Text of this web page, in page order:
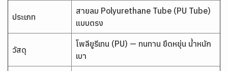
ประเภท
สายลม Polyurethane Tube (PU Tube)
แบบตรง
วัสดุ
โพลียูรีเทน (PU) — ทนทาน ยืดหยุ่น น้ำหนัก
เบา